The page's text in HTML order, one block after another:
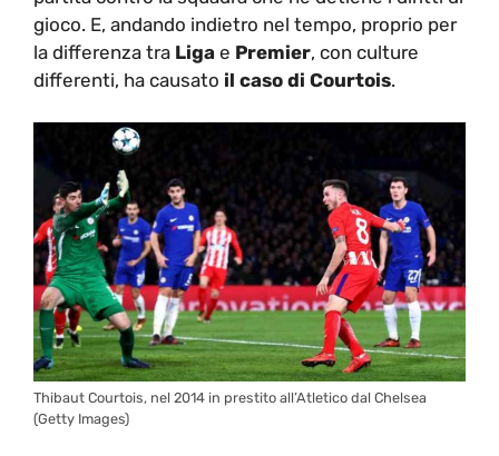
gioco. E, andando indietro nel tempo, proprio per
la differenza tra Liga e Premier, con culture
differenti, ha causato il caso di Courtois.
Thibaut Courtois, nel 2014 in prestito all’Atletico dal Chelsea
(Getty Images)